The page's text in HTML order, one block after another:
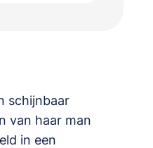
schijnbaar
van haar man
in een